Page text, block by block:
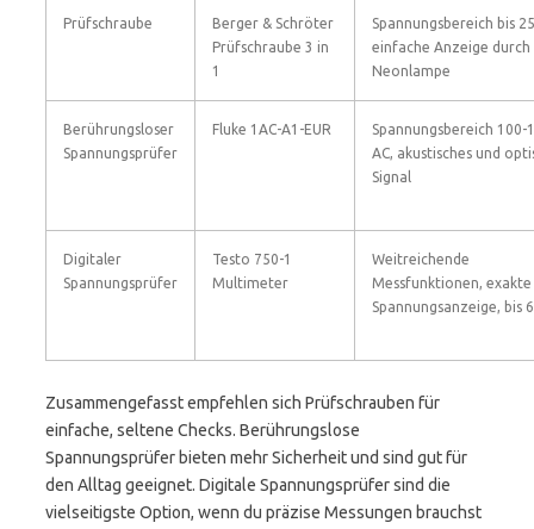
Prüfschraube
Berger & Schröter
Prüfschraube 3 in
1
Spannungsbereich bis
einfache Anzeige durch
Neonlampe
Berührungsloser
Spannungsprüfer
Fluke 1AC-A1-EUR
Spannungsbereich 100-
AC, akustisches und
Signal
Digitaler
Spannungsprüfer
Testo 750-1
Multimeter
Weitreichende
Messfunktionen, exakte
Spannungsanzeige, bis
Zusammengefasst empfehlen sich Prüfschrauben für
einfache, seltene Checks. Berührungslose
Spannungsprüfer bieten mehr Sicherheit und sind gut für
den Alltag geeignet. Digitale Spannungsprüfer sind die
vielseitigste Option, wenn du präzise Messungen brauchst